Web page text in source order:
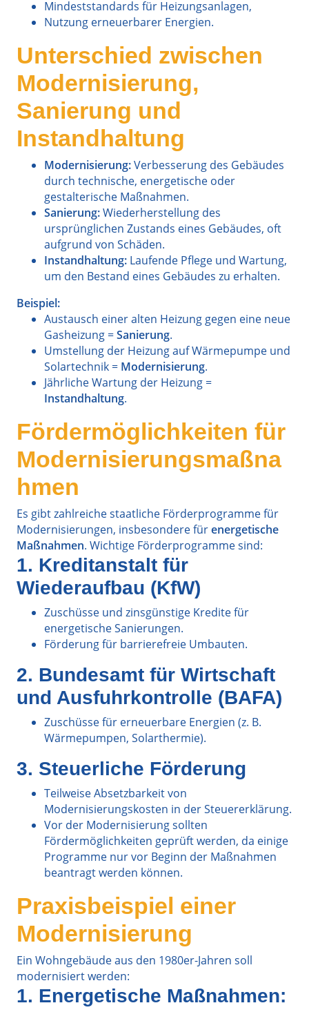
Mindeststandards für Heizungsanlagen,
Nutzung erneuerbarer Energien.
Unterschied zwischen
Modernisierung,
Sanierung und
Instandhaltung
Modernisierung:Verbesserung des Gebäudes
durch technische, energetische oder
gestalterische Maßnahmen.
Sanierung:Wiederherstellung des
ursprünglichen Zustands eines Gebäudes, oft
aufgrund von Schäden.
Instandhaltung: Laufende Pflege und Wartung,
um den Bestand eines Gebäudes zu erhalten.
Beispiel:
Austausch einer alten Heizung gegen eine neue
Gasheizung =Sanierung.
Umstellung der Heizung auf Wärmepumpe und
Solartechnik = Modernisierung.
Jährliche Wartung der Heizung =
Instandhaltung.
Fördermöglichkeiten für
Modernisierungsmaßna
hmen
Es gibt zahlreiche staatliche Förderprogramme für
Modernisierungen, insbesondere fürenergetische
Maßnahmen. Wichtige Förderprogramme sind:
1. Kreditanstalt für
Wiederaufbau (KfW)
Zuschüsse und zinsgünstige Kredite für
energetische Sanierungen.
Förderung für barrierefreie Umbauten.
2. Bundesamt für Wirtschaft
und Ausfuhrkontrolle (BAFA)
Zuschüsse für erneuerbare Energien (z. B.
Wärmepumpen, Solarthermie).
3. Steuerliche Förderung
Teilweise Absetzbarkeit von
Modernisierungskosten in der Steuererklärung.
Vor der Modernisierung sollten
Fördermöglichkeiten geprüft werden, da einige
Programme nur vor Beginn der Maßnahmen
beantragt werden können.
Praxisbeispiel einer
Modernisierung
Ein Wohngebäude aus den 1980er-Jahren soll
modernisiert werden:
1. Energetische Maßnahmen: